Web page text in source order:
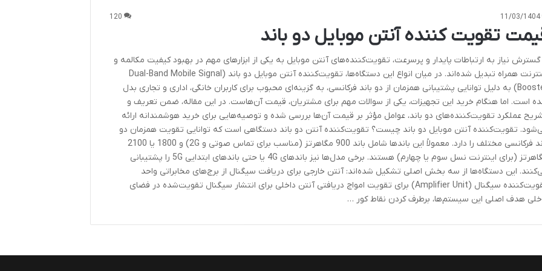
11/03/1404
120
تقویت کننده آنتن موبایل دو باند
گسترش نیاز به ارتباطات پایدار و پرسرعت، تقویت‌کننده‌های آنتن موبایل به یکی از ابزارهای مهم در بهبود کیفیت مکالمه و
اینترنت همراه تبدیل شده‌اند. در میان انواع این دستگاه‌ها، تقویت‌کننده آنتن موبایل دو باند (Dual-Band Mobile Signal
Booster) به دلیل توانایی پشتیبانی همزمان از دو باند فرکانسی، به گزینه‌ای محبوب برای کاربران خانگی، اداری و تجاری بدل
است. اما هنگام خرید این تجهیزات، یکی از سوالات مهم برای مشتریان، قیمت آن‌هاست. در این مقاله، ضمن تعریف و
عملکرد تقویت‌کننده‌های دو باند، عوامل مؤثر بر قیمت آن‌ها بررسی شده و توصیه‌هایی برای خرید هوشمندانه ارائه
تقویت‌کننده آنتن موبایل دو باند چیست؟ تقویت‌کننده آنتن دو باند دستگاهی است که توانایی تقویت همزمان دو
باند فرکانسی مختلف را دارد. معمولاً این باندها شامل باند 900 مگاهرتز (مناسب برای تماس صوتی و 2G) و 1800 یا 2100
مگاهرتز (برای اینترنت نسل سوم یا چهارم) هستند. برخی مدل‌ها نیز باندهای 4G یا حتی باندهای ابتدایی 5G را پشتیبانی
این دستگاه‌ها از سه بخش اصلی تشکیل شده‌اند: آنتن خارجی برای دریافت سیگنال از برج‌های مخابراتی واحد
تقویت‌کننده سیگنال (Amplifier Unit) برای تقویت امواج دریافتی آنتن داخلی برای انتشار سیگنال تقویت‌شده در فضای
هدف اصلی این سیستم‌ها، برطرف کردن نقاط کور …